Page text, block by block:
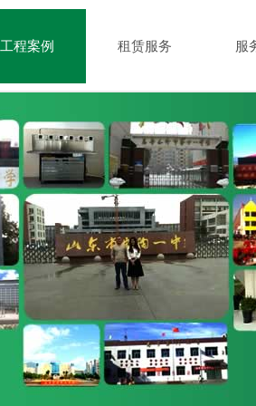
工程案例 租赁服务 服